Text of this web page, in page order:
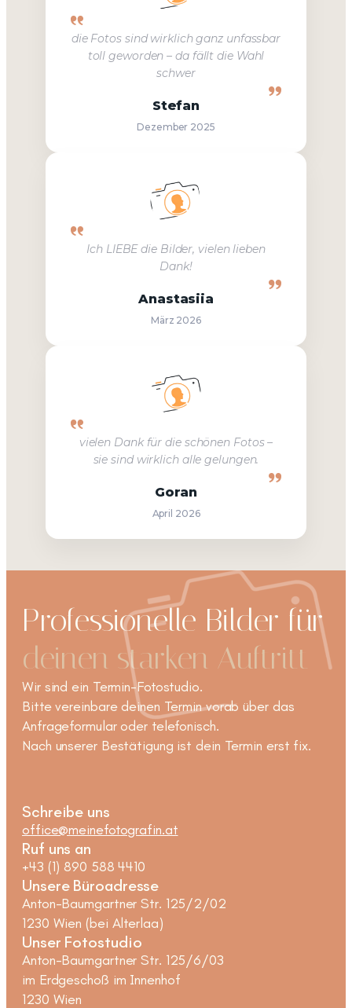
die Fotos sind wirklich ganz unfassbar
toll geworden – da fällt die Wahl
schwer
Stefan
Dezember 2025
Ich LIEBE die Bilder, vielen lieben
Dank!
Anastasiia
März 2026
vielen Dank für die schönen Fotos –
sie sind wirklich alle gelungen.
Goran
April 2026
Professionelle Bilder für
deinen starken Auftritt
Wir sind ein Termin-Fotostudio.
Bitte vereinbare deinen Termin vorab über das
Anfrageformular oder telefonisch.
Nach unserer Bestätigung ist dein Termin erst fix.
Schreibe uns
office@meinefotografin.at
Ruf uns an
+43 (1) 890 588 4410
Unsere Büroadresse
Anton-Baumgartner Str. 125/2/02
1230 Wien (bei Alterlaa)
Unser Fotostudio
Anton-Baumgartner Str. 125/6/03
im Erdgeschoß im Innenhof
1230 Wien